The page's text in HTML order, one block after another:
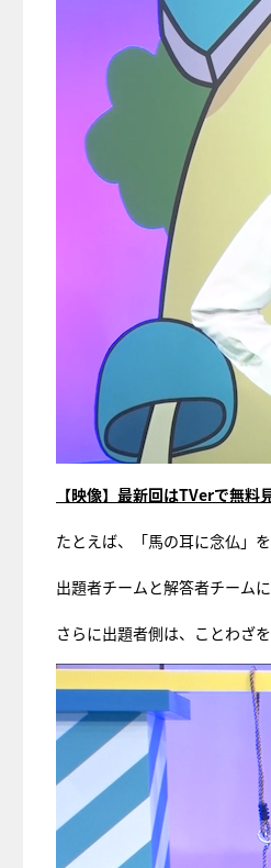
【映像】最新回はTVerで無料
たとえば、「馬の耳に念仏」
出題者チームと解答者チーム
さらに出題者側は、ことわざ